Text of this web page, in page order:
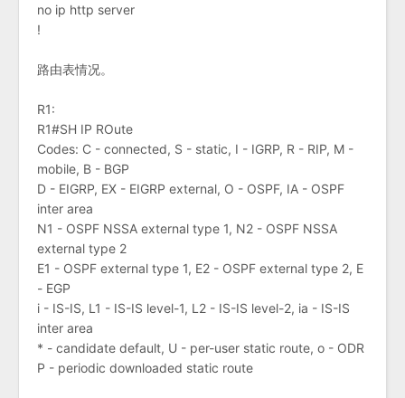
no ip http server
!
路由表情况。
R1:
R1#SH IP ROute
Codes: C - connected, S - static, I - IGRP, R - RIP, M -
mobile, B - BGP
D - EIGRP, EX - EIGRP external, O - OSPF, IA - OSPF
inter area
N1 - OSPF NSSA external type 1, N2 - OSPF NSSA
external type 2
E1 - OSPF external type 1, E2 - OSPF external type 2, E
- EGP
i - IS-IS, L1 - IS-IS level-1, L2 - IS-IS level-2, ia - IS-IS
inter area
* - candidate default, U - per-user static route, o - ODR
P - periodic downloaded static route